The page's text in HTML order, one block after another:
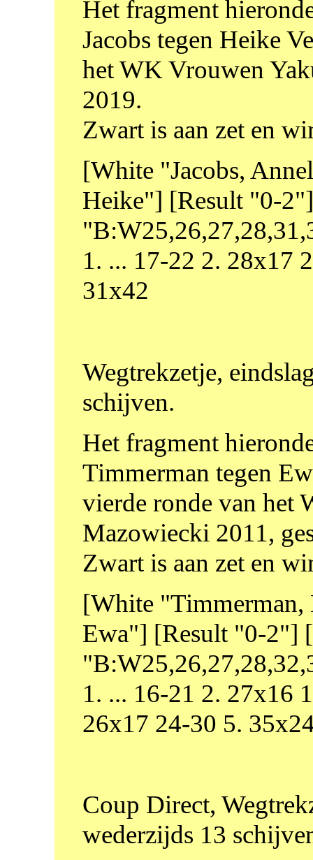
Het fragment
Jacobs tegen Heike
het WK Vrouwen
2019.
Zwart is aan zet en
[White "Jacobs,
Heike"] [Result "0-
1. ... 17-22 2. 28x17
31x42
Wegtrekzetje,
schijven.
Het fragment
Timmerman tegen
vierde ronde van het
Mazowiecki 2011,
Zwart is aan zet en
[White
Ewa"] [Result "0-2"]
1. ... 16-21 2. 27x16
26x17 24-30 5.
Coup Direct,
wederzijds 13